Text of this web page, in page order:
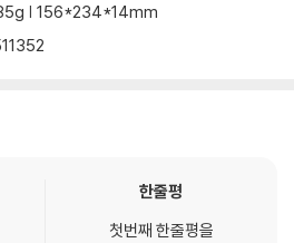
| 156*234*14mm
한줄평
첫번째 한줄평을